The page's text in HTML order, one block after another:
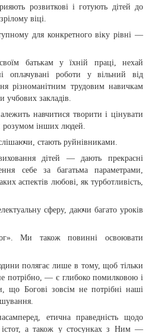
розвиткові і готують дітей до
віці.
для конкретного віку рівні —
батькам у їхній праці, нехай
оплачувані роботи у вільний від
різноманітним трудовим навичкам
учбових закладів.
навчитися творити і цінувати
розумом інших людей.
стають руйнівниками.
дітей — дають прекрасні
себе за багатьма параметрами,
аспектів любові, як турботливість,
сферу, даючи багато уроків
Ми також повинні освоювати
полягає лише в тому, щоб тільки
потрібно, — є глибоко помилковою і
що Богові зовсім не потрібні наші
етична праведність щодо
а також у стосунках з Ним —